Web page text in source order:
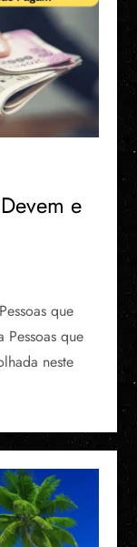
e
que
Pessoas que
neste